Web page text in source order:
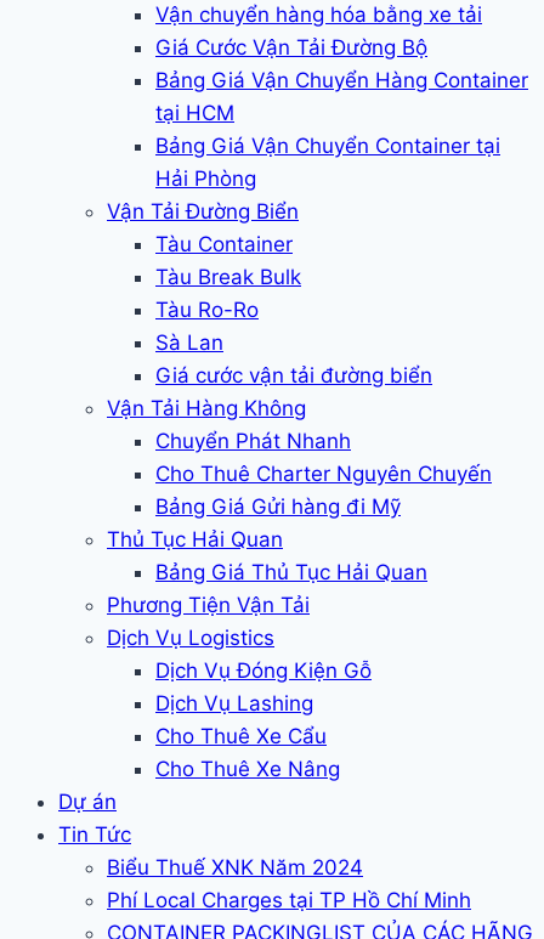
Vận chuyển hàng hóa bằng xe tải
Giá Cước Vận Tải Đường Bộ
Bảng Giá Vận Chuyển Hàng Container
tại HCM
Bảng Giá Vận Chuyển Container tại
Hải Phòng
Vận Tải Đường Biển
Tàu Container
Tàu Break Bulk
Tàu Ro-Ro
Sà Lan
Giá cước vận tải đường biển
Vận Tải Hàng Không
Chuyển Phát Nhanh
Cho Thuê Charter Nguyên Chuyến
Bảng Giá Gửi hàng đi Mỹ
Thủ Tục Hải Quan
Bảng Giá Thủ Tục Hải Quan
Phương Tiện Vận Tải
Dịch Vụ Logistics
Dịch Vụ Đóng Kiện Gỗ
Dịch Vụ Lashing
Cho Thuê Xe Cẩu
Cho Thuê Xe Nâng
Dự án
Tin Tức
Biểu Thuế XNK Năm 2024
Phí Local Charges tại TP Hồ Chí Minh
CONTAINER PACKINGLIST CỦA CÁC HÃNG